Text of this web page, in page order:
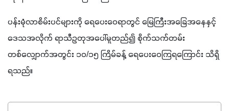
ပန်းမုံလာစိမ်းပင်များကို ရေပေးဝေရာတွင် မြေကြီးအခြေအနေနှင့်
ဒေသအလိုက် ရာသီဥတုအပေါ်မူတည်၍ စိုက်သက်တမ်း
တစ်လျှောက်အတွင်း ၁၀/၁၅ ကြိမ်ခန့် ရေပေးဝေကြရကြောင်း သိရှိ
ရသည်။